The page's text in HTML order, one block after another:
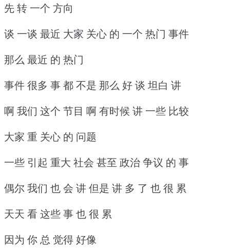
先 转 一个 方向
谈 一谈 最近 大家 关心 的 一个 热门 事件
那么 最近 的 热门
事件 很多 事 都 不是 那么 好 谈 坦白 讲
啊 我们 这个 节目 啊 有时候 讲 一些 比较
大家 重 关心 的 问题
一些 引起 重大 社会 甚至 政治 争议 的 事
偶尔 我们 也 会 讲 但是 讲 多 了 也 很 累
天天 看 这些 事 也 很 累
因为 你 总 觉得 好像